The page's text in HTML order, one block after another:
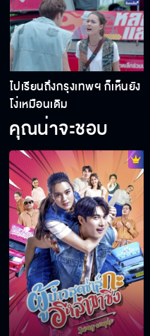
ไปเรียนถึงกรุงเทพฯ ก็เห็นยัง
โง่เหมือนเดิม
คุณน่าจะชอบ